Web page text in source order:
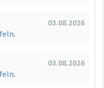
03.08.2026
.
03.08.2026
.